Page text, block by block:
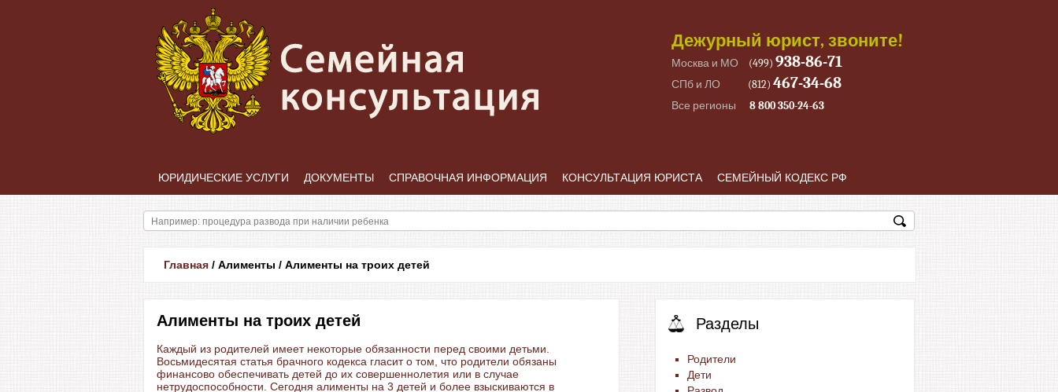
Дежурный юрист, звоните!
Москва и МО (499) 938-86-71
СПб и ЛО (812) 467-34-68
Все регионы 8 800 350-24-63
ЮРИДИЧЕСКИЕ УСЛУГИ ДОКУМЕНТЫ СПРАВОЧНАЯ ИНФОРМАЦИЯ КОНСУЛЬТАЦИЯ ЮРИСТА СЕМЕЙНЫЙ КОДЕКС РФ
Главная / Алименты / Алименты на троих детей
Алименты на троих детей
Каждый из родителей имеет некоторые обязанности перед своими детьми.
Восьмидесятая статья брачного кодекса гласит о том, что родители обязаны
финансово обеспечивать детей до их совершеннолетия или в случае
нетрудоспособности. Сегодня алименты на 3 детей и более взыскиваются в
Разделы
Родители
Дети